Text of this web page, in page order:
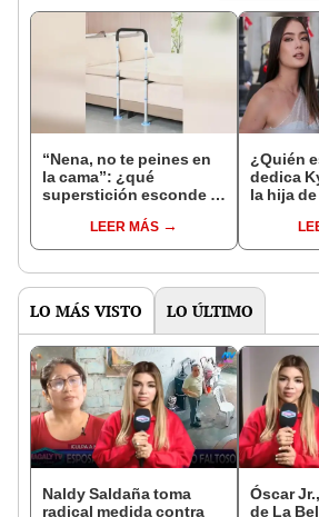
“Nena, no te peines en
la cama”: ¿qué
superstición esconde la
Enanitos Verdes?
LEER MÁS
¿Quién
dedica
la hija
nivel
LO MÁS VISTO LO ÚLTIMO
Naldy Saldaña toma
radical medida contra
Óscar
de La